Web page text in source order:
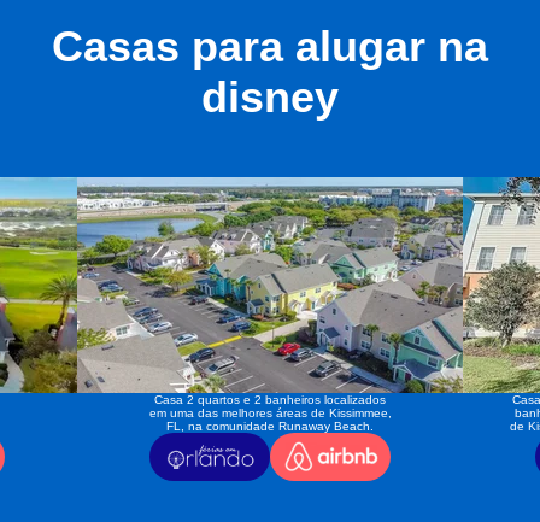
Casas para alugar na
disney
Casa 2 quartos e 2 banheiros localizados
em uma das melhores áreas de Kissimmee,
FL, na comunidade Runaway Beach.
de